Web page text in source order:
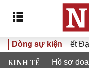
Dòng sự kiện
quyết Đại hội
KINH TẾ Hồ sơ